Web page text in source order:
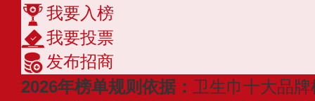
我要入榜
我要投票
发布招商
2026年榜单规则依据： 卫生巾十大品